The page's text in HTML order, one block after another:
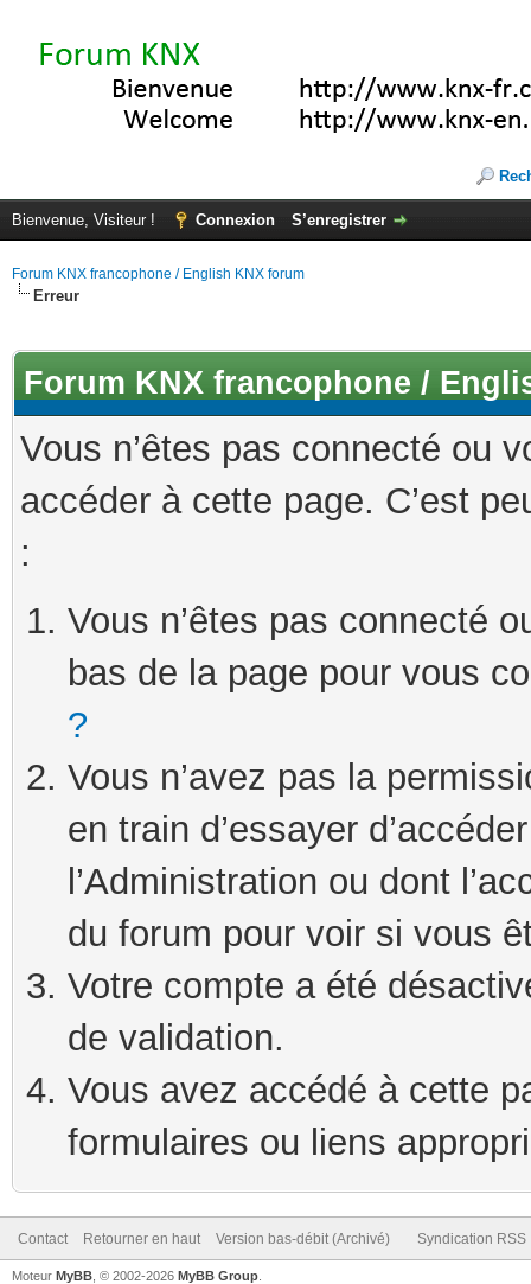
Bienvenue, Visiteur ! Connexion S’enregistrer
Forum KNX francophone / English KNX forum
Erreur
Forum KNX francophone /
Vous n’êtes pas connecté ou
accéder à cette page. C’est
:
Vous n’êtes pas connecté
bas de la page pour vous
?
Vous n’avez pas la
en train d’essayer
l’Administration ou dont
du forum pour voir si vous
Votre compte a été
de validation.
Vous avez accédé à cette
formulaires ou liens
Contact Retourner en haut Version bas-débit (Archivé) Syndication RSS
Moteur MyBB , © 2002-2026 MyBB Group